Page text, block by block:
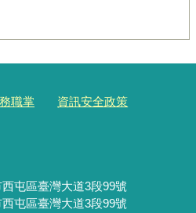
職掌 資訊安全政策
屯區臺灣大道3段99號
屯區臺灣大道3段99號